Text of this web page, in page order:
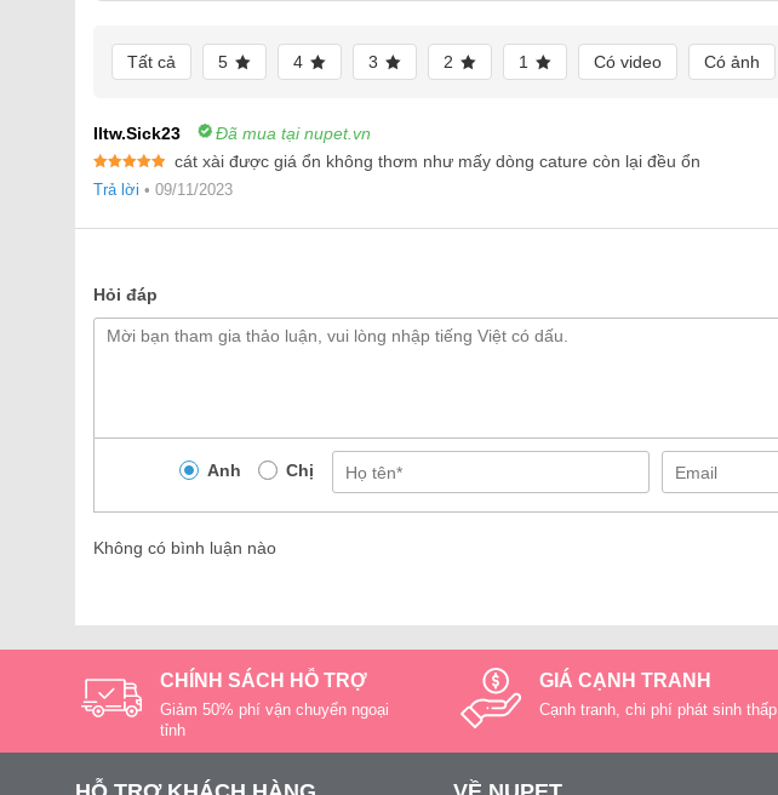
Tất cả 5 4 3 2 1 Có video Có ảnh
Iltw.sick23 Đã mua tại nupet.vn
Được xếp
hạng55
cát xài được giá ổn không thơm như mấy dòng cature còn lại đều ổn
Trả lời • 09/11/2023
Hỏi đáp
Anh Chị
Không có bình luận nào
CHÍNH SÁCH HỖ TRỢ
Giảm 50% phí vận chuyển ngoại
tỉnh
GIÁ CẠNH TRANH
Cạnh tranh, chi phí phát sinh thấp